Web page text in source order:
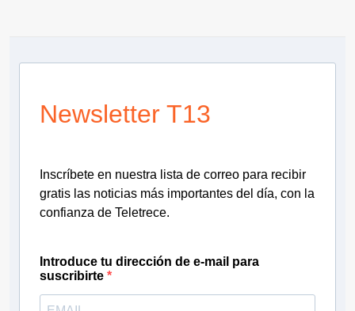
Newsletter T13
Inscríbete en nuestra lista de correo para recibir
gratis las noticias más importantes del día, con la
confianza de Teletrece.
Introduce tu dirección de e-mail para
suscribirte